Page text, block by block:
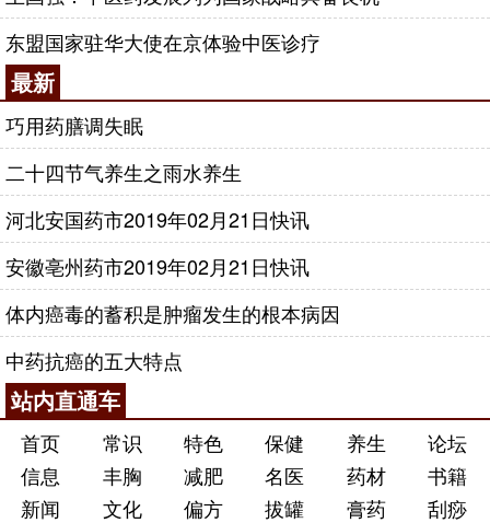
东盟国家驻华大使在京体验中医诊疗
最新
巧用药膳调失眠
二十四节气养生之雨水养生
河北安国药市2019年02月21日快讯
安徽亳州药市2019年02月21日快讯
体内癌毒的蓄积是肿瘤发生的根本病因
中药抗癌的五大特点
站内直通车
首页 常识 特色 保健 养生
论坛
信息
丰胸 减肥 名医 药材
书籍
新闻
文化 偏方 拔罐 膏药
刮痧